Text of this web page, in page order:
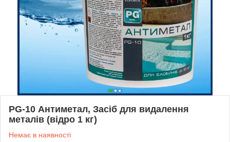
PG-10 Антиметал, Засіб для видалення
металів (відро 1 кг)
Немає в наявності